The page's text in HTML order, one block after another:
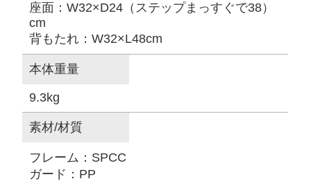
座面：W32×D24（ステップまっすぐで38）
cm
背もたれ：W32×L48cm
本体重量
9.3kg
素材/材質
フレーム：SPCC
ガード：PP